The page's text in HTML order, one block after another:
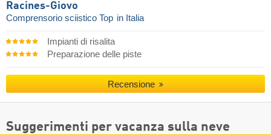
Racines-Giovo
Comprensorio sciistico Top in Italia
Impianti di risalita
Preparazione delle piste
Recensione
Suggerimenti per vacanza sulla neve